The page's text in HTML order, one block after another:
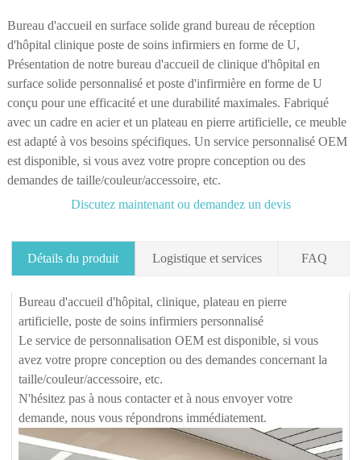
Bureau d'accueil en surface solide grand bureau de réception
d'hôpital clinique poste de soins infirmiers en forme de U,
Présentation de notre bureau d'accueil de clinique d'hôpital en
surface solide personnalisé et poste d'infirmière en forme de U
conçu pour une efficacité et une durabilité maximales. Fabriqué
avec un cadre en acier et un plateau en pierre artificielle, ce meuble
est adapté à vos besoins spécifiques. Un service personnalisé OEM
est disponible, si vous avez votre propre conception ou des
demandes de taille/couleur/accessoire, etc.
Discutez maintenant ou demandez un devis
Détails du produit Logistique et services FAQ
Bureau d'accueil d'hôpital, clinique, plateau en pierre
artificielle, poste de soins infirmiers personnalisé
Le service de personnalisation OEM est disponible, si vous
avez votre propre conception ou des demandes concernant la
taille/couleur/accessoire, etc.
N'hésitez pas à nous contacter et à nous envoyer votre
demande, nous vous répondrons immédiatement.
SERVICE À 360 DEGRÉS :
Q1. Puis-je demander un échantillon avant de
passer une commande ?
Oui, nous acceptons les commandes d'échantillons pour tester et
vérifier la qualité. Des échantillons mixtes sont acceptables.
Cependant, pour économiser les frais de port, nous fournissons
également des photos détaillées et d'autres documents dont vous avez
besoin pour apaiser votre préoccupation comme solution alternative.